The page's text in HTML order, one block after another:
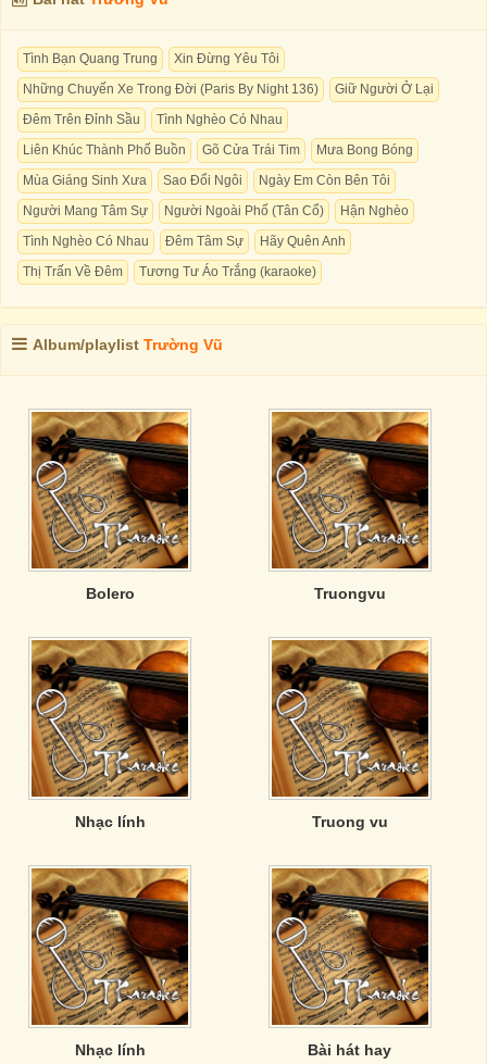
Tình Bạn Quang Trung
Xin Đừng Yêu Tôi
Những Chuyến Xe Trong Đời (Paris By Night 136)
Giữ Người Ở Lại
Đêm Trên Đỉnh Sầu
Tình Nghèo Có Nhau
Liên Khúc Thành Phố Buồn
Gõ Cửa Trái Tim
Mưa Bong Bóng
Mùa Giáng Sinh Xưa
Sao Đổi Ngôi
Ngày Em Còn Bên Tôi
Người Mang Tâm Sự
Người Ngoài Phố (Tân Cổ)
Hận Nghèo
Tình Nghèo Có Nhau
Đêm Tâm Sự
Hãy Quên Anh
Thị Trấn Về Đêm
Tương Tư Áo Trắng (karaoke)
Album/playlist Trường Vũ
Bolero Truongvu
Nhạc lính Truong vu
Nhạc lính Bài hát hay